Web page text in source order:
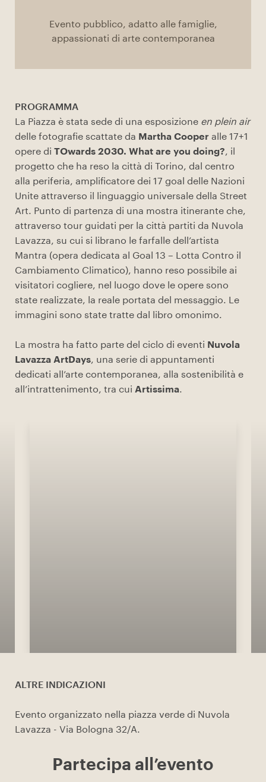
Evento pubblico, adatto alle famiglie,
appassionati di arte contemporanea
PROGRAMMA
La Piazza è stata sede di una esposizione en plein air
delle fotografie scattate da Martha Cooper alle 17+1
opere di TOwards 2030. What are you doing?, il
progetto che ha reso la città di Torino, dal centro
alla periferia, amplificatore dei 17 goal delle Nazioni
Unite attraverso il linguaggio universale della Street
Art. Punto di partenza di una mostra itinerante che,
attraverso tour guidati per la città partiti da Nuvola
Lavazza, su cui si librano le farfalle dell’artista
Mantra (opera dedicata al Goal 13 – Lotta Contro il
Cambiamento Climatico), hanno reso possibile ai
visitatori cogliere, nel luogo dove le opere sono
state realizzate, la reale portata del messaggio. Le
immagini sono state tratte dal libro omonimo.
La mostra ha fatto parte del ciclo di eventi Nuvola
Lavazza ArtDays, una serie di appuntamenti
dedicati all’arte contemporanea, alla sostenibilità e
all’intrattenimento, tra cui Artissima.
ALTRE INDICAZIONI
Evento organizzato nella piazza verde di Nuvola
Lavazza - Via Bologna 32/A.
Partecipa all’evento